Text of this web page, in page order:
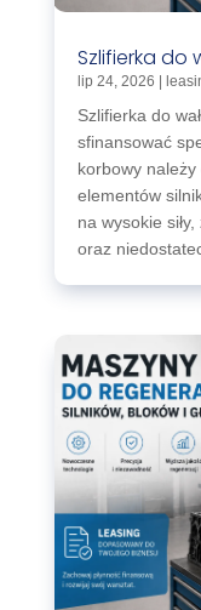
Szlifierka do
lip 24, 2026 |
Szlifierka do
sfinansować
korbowy
elementów
na wysokie
oraz